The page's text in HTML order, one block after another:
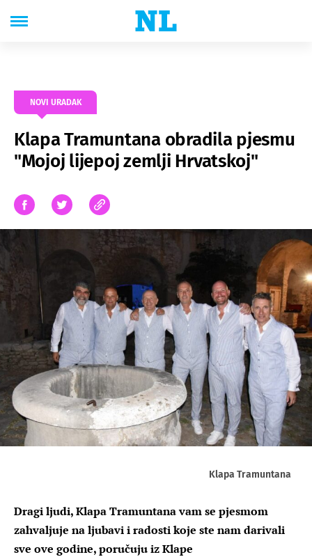
NOVI URADAK
Klapa Tramuntana obradila pjesmu
"Mojoj lijepoj zemlji Hrvatskoj"
Klapa Tramuntana
Dragi ljudi, Klapa Tramuntana vam se pjesmom
zahvaljuje na ljubavi i radosti koje ste nam darivali
sve ove godine, poručuju iz Klape